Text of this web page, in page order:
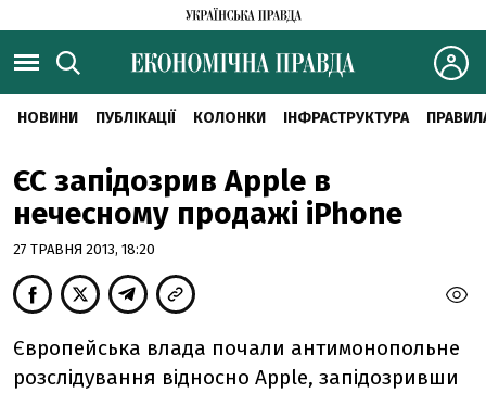
НОВИНИ ПУБЛІКАЦІЇ КОЛОНКИ ІНФРАСТРУКТУРА
ЄС запідозрив Apple в
нечесному продажі iPhone
27 ТРАВНЯ 2013, 18:20
Європейська влада почали антимонопольне
розслідування відносно Apple, запідозривши